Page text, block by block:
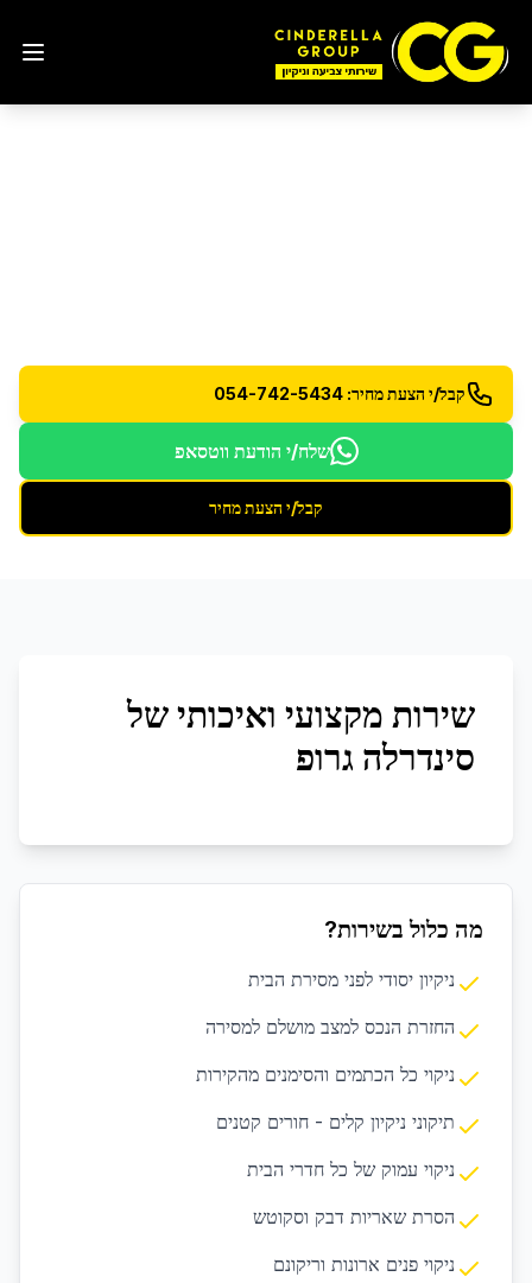
קבל/י הצעת מחיר: 054-742-5434
שלח/י הודעת ווטסאפ
קבל/י הצעת מחיר
שירות מקצועי ואיכותי של
סינדרלה גרופ
מה כלול בשירות?
ניקיון יסודי לפני מסירת הבית
החזרת הנכס למצב מושלם למסירה
ניקוי כל הכתמים והסימנים מהקירות
תיקוני ניקיון קלים - חורים קטנים
ניקוי עמוק של כל חדרי הבית
הסרת שאריות דבק וסקוטש
ניקוי פנים ארונות וריקונם